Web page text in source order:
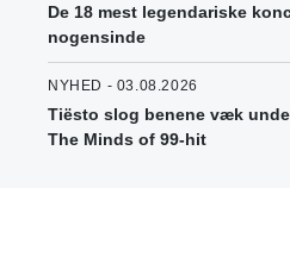
De 18 mest legendariske
nogensinde
NYHED - 03.08.2026
Tiësto slog benene væk
The Minds of 99-hit